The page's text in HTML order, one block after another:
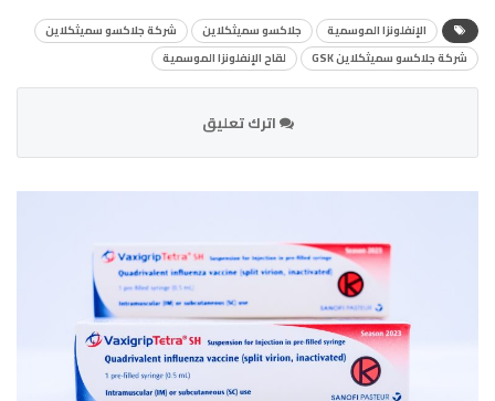
الإنفلونزا الموسمية جلاكسو سميثكلاين
شركة جلاكسو سميثكلاين
شركة جلاكسو سميثكلاين GSK
لقاح الإنفلونزا الموسمية
اترك تعليق